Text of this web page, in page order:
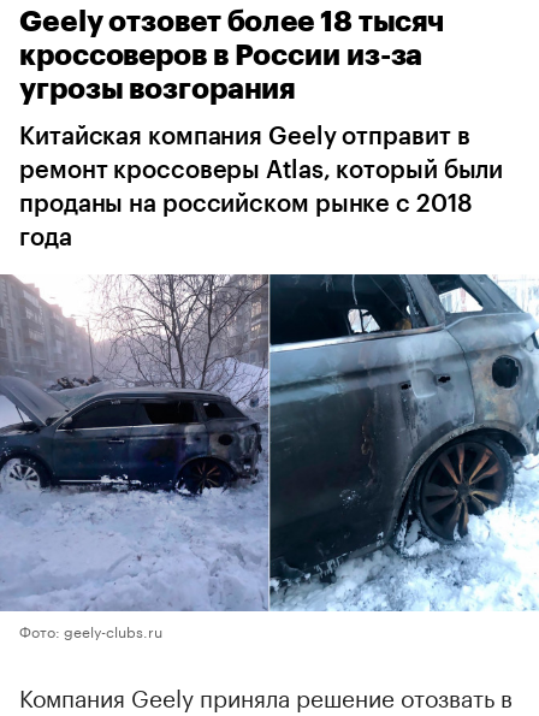
Geely Changan Voyah
Geely отзовет более 18 тысяч
кроссоверов в России из-за
угрозы возгорания
Китайская компания Geely отправит в
ремонт кроссоверы Atlas, который были
проданы на российском рынке с 2018
года
Фото: geely-clubs.ru
Компания Geely приняла решение отозвать в